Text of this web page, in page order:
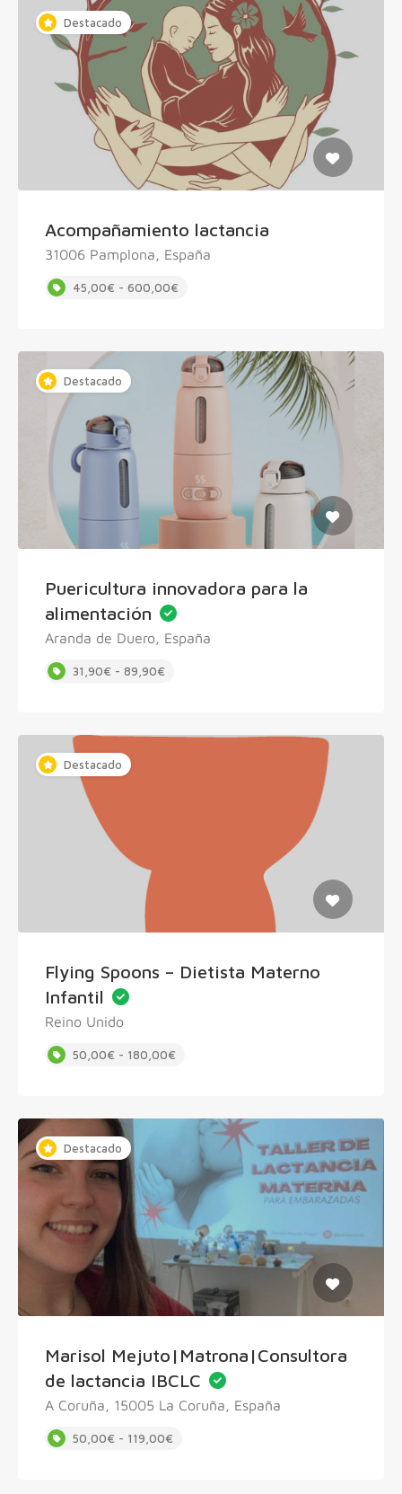
Destacado
Acompañamiento lactancia
31006 Pamplona, España
45,00€ - 600,00€
Destacado
Puericultura innovadora para la
alimentación
Aranda de Duero, España
31,90€ - 89,90€
Destacado
Flying Spoons – Dietista Materno
Infantil
Reino Unido
50,00€ - 180,00€
Destacado
Marisol Mejuto|Matrona|Consultora
de lactancia IBCLC
A Coruña, 15005 La Coruña, España
50,00€ - 119,00€